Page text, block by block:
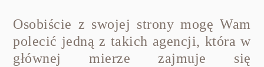
Osobiście z swojej strony mogę Wam
polecić jedną z takich agencji, która w
głównej mierze zajmuje się